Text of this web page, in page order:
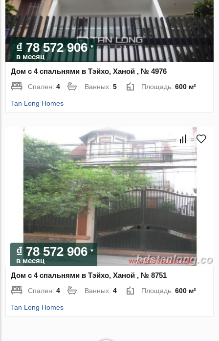
₫ 78 572 906
в месяц
Дом с 4 спальнями в Тэйхо, Ханой , № 4976
Спален:4 Ванных:5 Площадь:600 м²
Tan Long Homes
₫ 78 572 906
в месяц
Дом с 4 спальнями в Тэйхо, Ханой , № 8751
Спален:4 Ванных:4 Площадь:600 м²
Tan Long Homes